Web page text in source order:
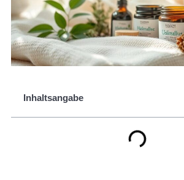
Inhaltsangabe